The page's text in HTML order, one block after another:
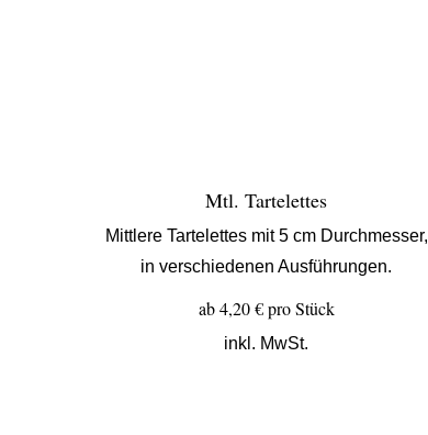
Mtl. Tartelettes
Mittlere Tartelettes mit 5 cm Durchmesser,
in verschiedenen Ausführungen.
ab 4,20 € pro Stück
inkl. MwSt.